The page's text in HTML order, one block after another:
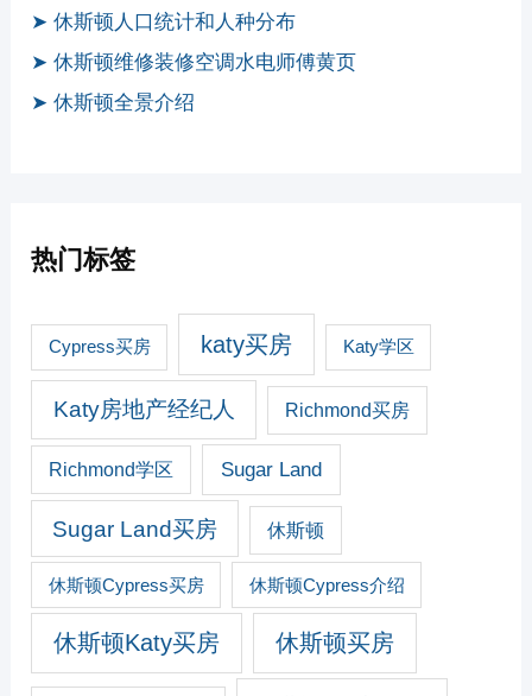
➤ 休斯顿人口统计和人种分布
➤ 休斯顿维修装修空调水电师傅黄页
➤ 休斯顿全景介绍
热门标签
Cypress买房 katy买房 Katy学区
Katy房地产经纪人 Richmond买房
Richmond学区 Sugar Land
Sugar Land买房 休斯顿
休斯顿Cypress买房 休斯顿Cypress介绍
休斯顿Katy买房 休斯顿买房